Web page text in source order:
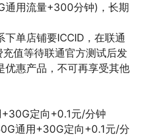
通用流量+300分钟)，长期
下单店铺要ICCID，在联通
值等待联通官方测试后发
优惠产品，不可再享受其他
定向+0.1元/分钟
通用+30G定向+0.1元/分